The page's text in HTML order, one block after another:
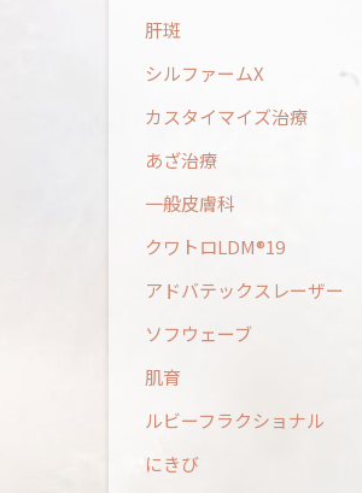
肝斑
シルファームX
カスタイマイズ治療
あざ治療
一般皮膚科
クワトロLDM®19
アドバテックスレーザー
ソフウェーブ
肌育
ルビーフラクショナル
にきび